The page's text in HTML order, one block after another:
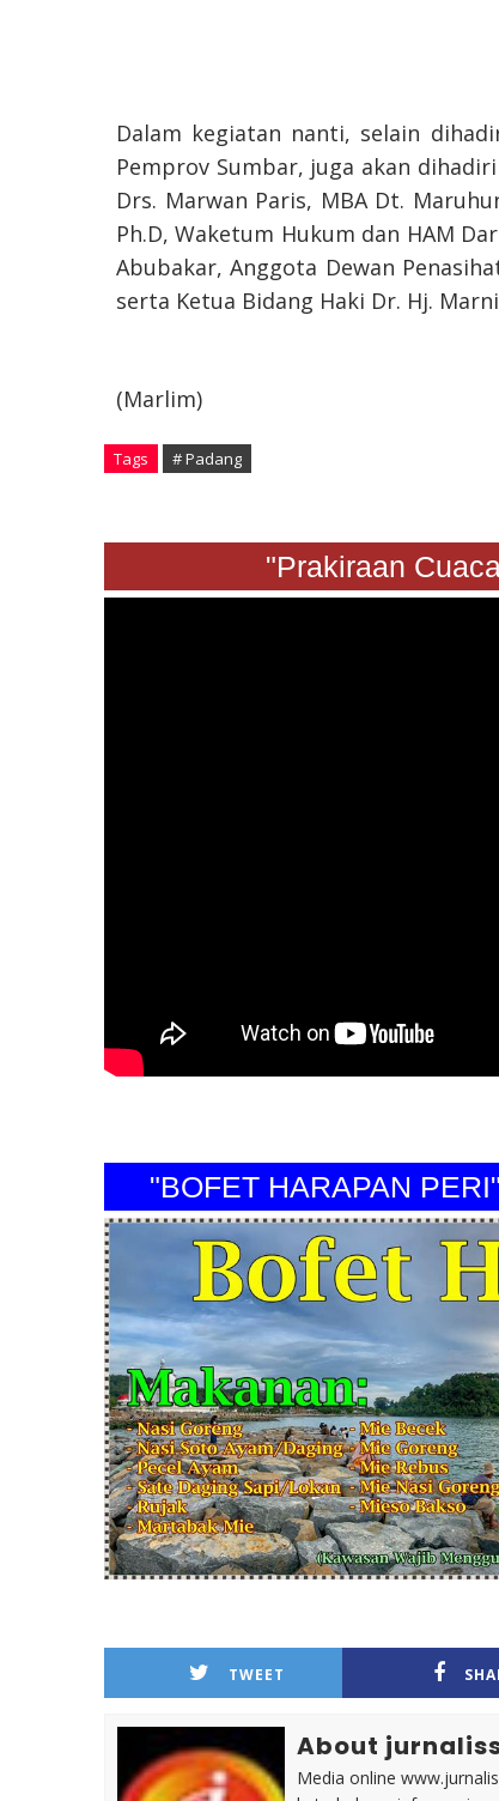
Dalam kegiatan nanti, selain
Pemprov Sumbar, juga akan
Drs. Marwan Paris, MBA Dt.
Ph.D, ⁠Waketum Hukum dan HAM
Abubakar, Anggota Dewan
serta ⁠Ketua Bidang Haki Dr. Hj.
(Marlim)
Tags # Padang
"Prakiraan
"BOFET HARAPAN PERI"
TWEET
About
Media online